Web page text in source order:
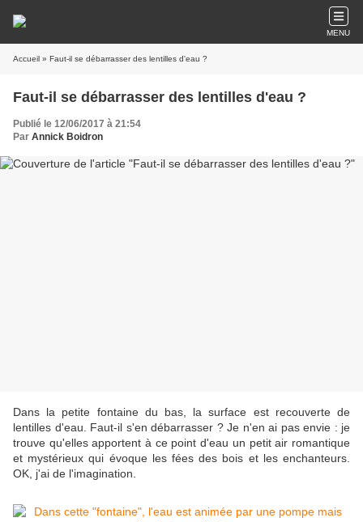
MENU
Accueil » Faut-il se débarrasser des lentilles d'eau ?
Faut-il se débarrasser des lentilles d'eau ?
Publié le 12/06/2017 à 21:54
Par Annick Boidron
Dans la petite fontaine du bas, la surface est recouverte de
lentilles d'eau. Faut-il s'en débarrasser ? Je n'en ai pas envie : je
trouve qu'elles apportent à ce point d'eau un petit air romantique
et mystérieux qui évoque les fées des bois et les enchanteurs.
OK, j'ai de l'imagination.